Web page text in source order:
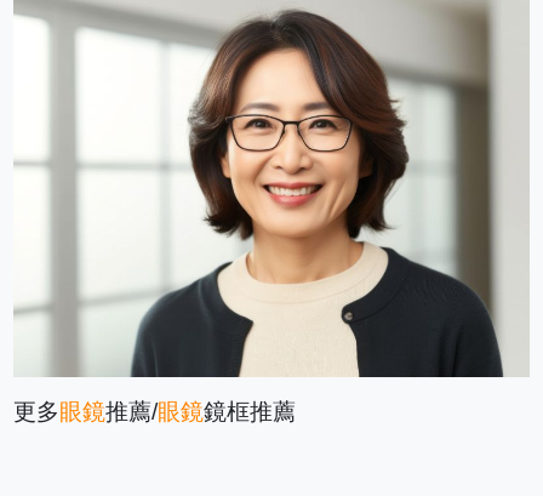
更多眼鏡推薦/眼鏡鏡框推薦